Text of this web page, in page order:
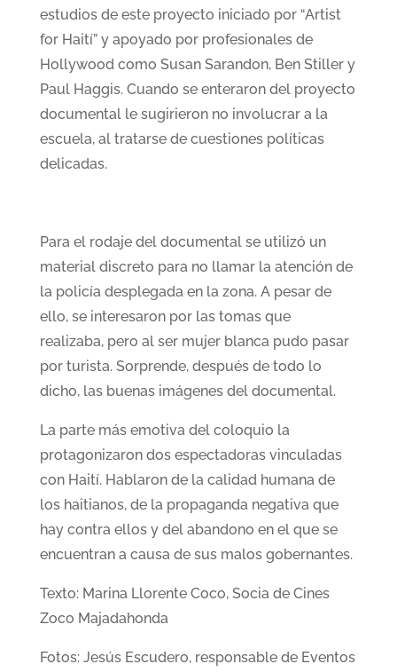
estudios de este proyecto iniciado por “Artist
for Haití” y apoyado por profesionales de
Hollywood como Susan Sarandon, Ben Stiller y
Paul Haggis. Cuando se enteraron del proyecto
documental le sugirieron no involucrar a la
escuela, al tratarse de cuestiones políticas
delicadas.
Para el rodaje del documental se utilizó un
material discreto para no llamar la atención de
la policía desplegada en la zona. A pesar de
ello, se interesaron por las tomas que
realizaba, pero al ser mujer blanca pudo pasar
por turista. Sorprende, después de todo lo
dicho, las buenas imágenes del documental.
La parte más emotiva del coloquio la
protagonizaron dos espectadoras vinculadas
con Haití. Hablaron de la calidad humana de
los haitianos, de la propaganda negativa que
hay contra ellos y del abandono en el que se
encuentran a causa de sus malos gobernantes.
Texto: Marina Llorente Coco, Socia de Cines
Zoco Majadahonda
Fotos: Jesús Escudero, responsable de Eventos